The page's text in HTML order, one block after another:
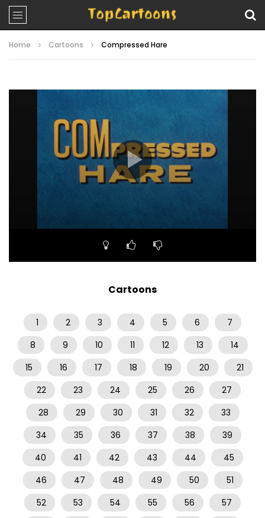
Home Cartoons Compressed Hare
Cartoons
1 2 3 4 5 6
7
8
9 10 11 12 13
14
15
16 17 18 19 20
21
22
23 24 25 26
27
28
29 30 31 32
33
34
35 36 37 38
39
40
41 42 43 44
45
46
47 48 49 50
51
52
53 54 55 56
57